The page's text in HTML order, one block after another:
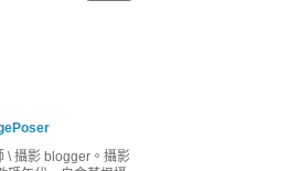
\ 攝影 blogger。攝影